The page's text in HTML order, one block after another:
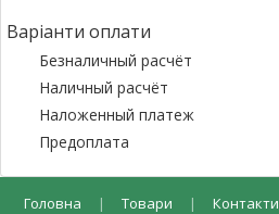
Варіанти оплати
Безналичный расчёт
Наличный расчёт
Наложенный платеж
Предоплата
Головна | Товари | Контакти